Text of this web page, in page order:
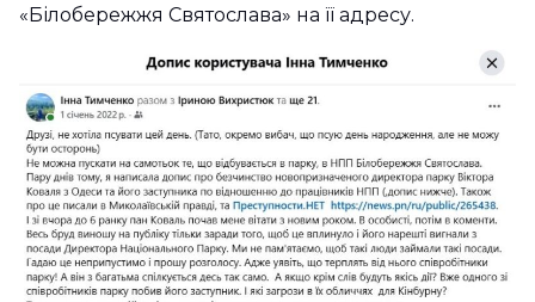
«Білобережжя Святослава» на її адресу.